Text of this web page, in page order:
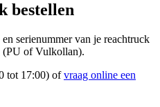
bestellen
serienummer van je reachtruck
(PU of Vulkollan).
tot 17:00) ofvraag online een